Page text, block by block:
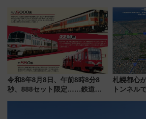
混雑に要注意、その理由は
やり＆ス
店舗も！】
令和8年8月8日、午前8時8分8
秒、888セット限定……鉄道各
札幌都心
トンネル